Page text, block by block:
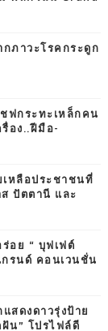
ภาวะโรคกระดูก
ฟกระทะเหล็กคน
อง..ฝีมือ-
หลือประชาชนที่
ปัตตานี และ
อย “ บุฟเฟต์
กรนด์ คอนเวนชั่น
สดงดาวรุ่งป้าย
น” โปรไฟล์ดี